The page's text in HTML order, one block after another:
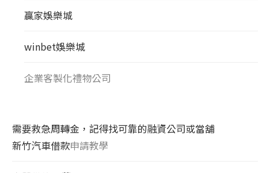
贏家娛樂城
winbet娛樂城
企業客製化禮物公司
需要救急周轉金，記得找可靠的融資公司或當舖
新竹汽車借款申請教學